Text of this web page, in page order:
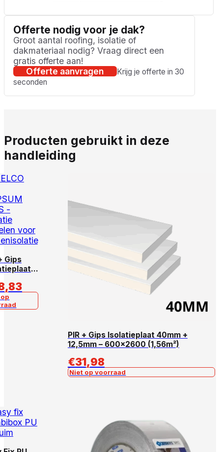
Offerte nodig voor je dak?
Groot aantal roofing, isolatie of
dakmateriaal nodig? Vraag direct een
gratis offerte aan!
Offerte aanvragen
Krijg je offerte in 30
seconden
Producten gebruikt in deze
handleiding
Gips
–
–
PIR + Gips Isolatieplaat 40mm +
12,5mm – 600×2600 (1,56m²)
€31,98
Niet op voorraad